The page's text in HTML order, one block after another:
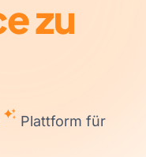
Plattform für